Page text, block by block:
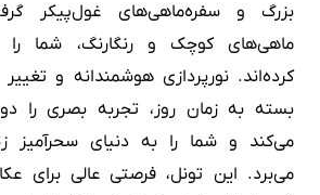
بزرگ و سفره‌ماهی‌های غول‌پیکر
ماهی‌های کوچک و رنگارنگ، شما را
کرده‌اند. نورپردازی هوشمندانه و
بسته به زمان روز، تجربه بصری را
می‌کند و شما را به دنیای سحرآمیز
می‌برد. این تونل، فرصتی عالی برای